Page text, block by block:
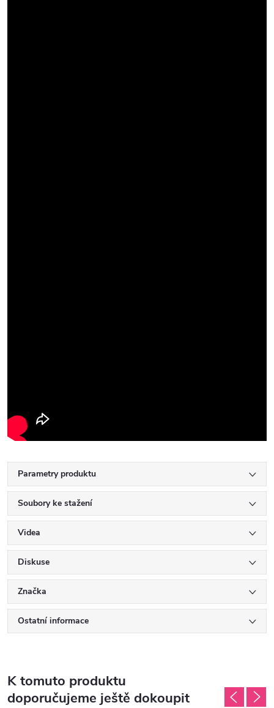
Parametry produktu
Soubory ke stažení
Videa
Diskuse
Značka
Ostatní informace
K tomuto produktu
doporučujeme ještě dokoupit